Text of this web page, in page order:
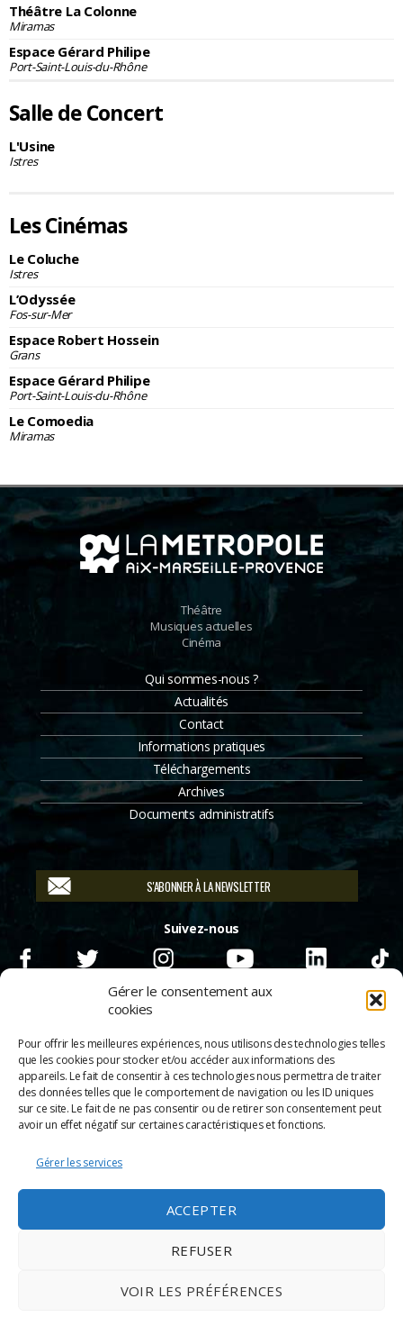
Gérer le consentement aux
cookies
Pour offrir les meilleures expériences, nous utilisons des technologies telles
que les cookies pour stocker et/ou accéder aux informations des
appareils. Le fait de consentir à ces technologies nous permettra de traiter
des données telles que le comportement de navigation ou les ID uniques
sur ce site. Le fait de ne pas consentir ou de retirer son consentement peut
avoir un effet négatif sur certaines caractéristiques et fonctions.
Gérer les services
ACCEPTER
REFUSER
VOIR LES PRÉFÉRENCES
Théâtre La Colonne
Miramas
Espace Gérard Philipe
Port-Saint-Louis-du-Rhône
Salle de Concert
L'Usine
Istres
Les Cinémas
Le Coluche
Istres
L’Odyssée
Fos-sur-Mer
Espace Robert Hossein
Grans
Espace Gérard Philipe
Port-Saint-Louis-du-Rhône
Le Comoedia
Miramas
Théâtre
Musiques actuelles
Cinéma
Qui sommes-nous ?
Actualités
Contact
Informations pratiques
Téléchargements
Archives
Documents administratifs
S'ABONNER À LA NEWSLETTER
Suivez-nous
© 2026Scènes & Cinés
Appels d’offre
Espace Pro